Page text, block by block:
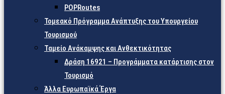
POPRoutes
Τομεακό Πρόγραμμα Ανάπτυξης του Υπουργείου
Τουρισμού
Ταμείο Ανάκαμψης και Ανθεκτικότητας
Δράση 16921 – Προγράμματα κατάρτισης στον
Τουρισμό
Άλλα Ευρωπαϊκά Έργα